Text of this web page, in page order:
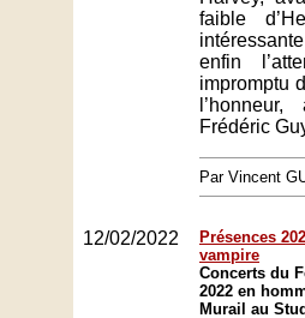
faible
enfin
impromptu
Frédéric
Par Vincent
12/02/2022
Présences
vampire
Concerts du
2022 en
Murail au